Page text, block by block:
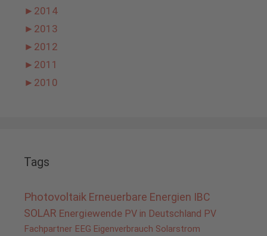
► 2014
► 2013
► 2012
► 2011
► 2010
Tags
Photovoltaik Erneuerbare Energien IBC
SOLAR Energiewende PV in Deutschland PV
Fachpartner EEG Eigenverbrauch Solarstrom